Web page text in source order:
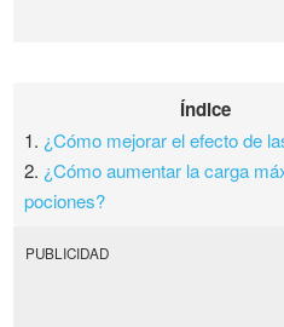
Índice
1. ¿Cómo mejorar el efecto de
2. ¿Cómo aumentar la carga
pociones?
PUBLICIDAD